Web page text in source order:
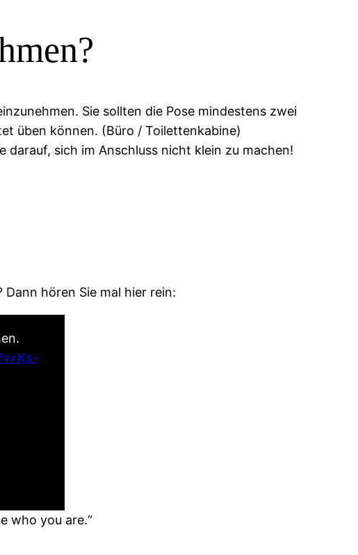
Sie sollten die Pose mindestens zwei
üben können. (Büro / Toilettenkabine)
darauf, sich im Anschluss nicht klein zu machen!
hören Sie mal hier rein:
who you are.“